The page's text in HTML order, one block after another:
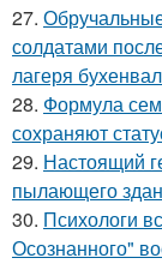
27.
солдатами
лагеря
28. Формула
сохраняют
29. Настоящий
пылающего
30. Психологи
Осознанного"